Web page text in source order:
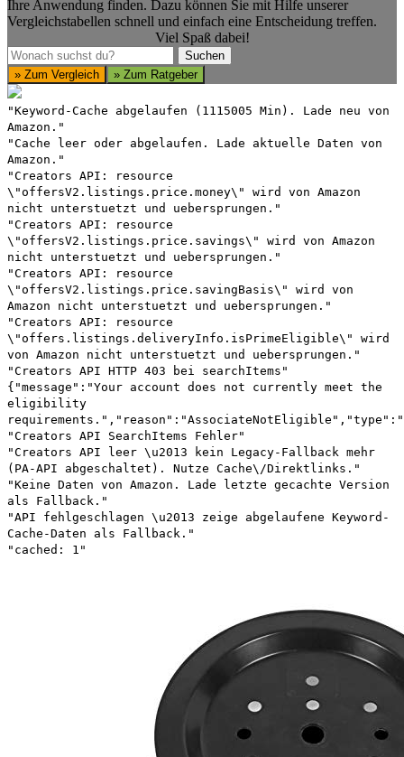
Ihre Anwendung finden. Dazu können Sie mit Hilfe unserer
Vergleichstabellen schnell und einfach eine Entscheidung treffen.
Viel Spaß dabei!
Suchen
Suchen
» Zum Vergleich
» Zum Ratgeber
"Keyword-Cache abgelaufen (1115005 Min). Lade neu von
Amazon."
"Cache leer oder abgelaufen. Lade aktuelle Daten von
Amazon."
"Creators API: resource
\"offersV2.listings.price.money\" wird von Amazon
nicht unterstuetzt und uebersprungen."
"Creators API: resource
\"offersV2.listings.price.savings\" wird von Amazon
nicht unterstuetzt und uebersprungen."
"Creators API: resource
\"offersV2.listings.price.savingBasis\" wird von
Amazon nicht unterstuetzt und uebersprungen."
"Creators API: resource
\"offers.listings.deliveryInfo.isPrimeEligible\" wird
von Amazon nicht unterstuetzt und uebersprungen."
"Creators API HTTP 403 bei searchItems"
{"message":"Your account does not currently meet the
eligibility
"Creators API SearchItems Fehler"
"Creators API leer \u2013 kein Legacy-Fallback mehr
(PA-API abgeschaltet). Nutze Cache\/Direktlinks."
"Keine Daten von Amazon. Lade letzte gecachte Version
als Fallback."
"API fehlgeschlagen \u2013 zeige abgelaufene Keyword-
Cache-Daten als Fallback."
"cached: 1"